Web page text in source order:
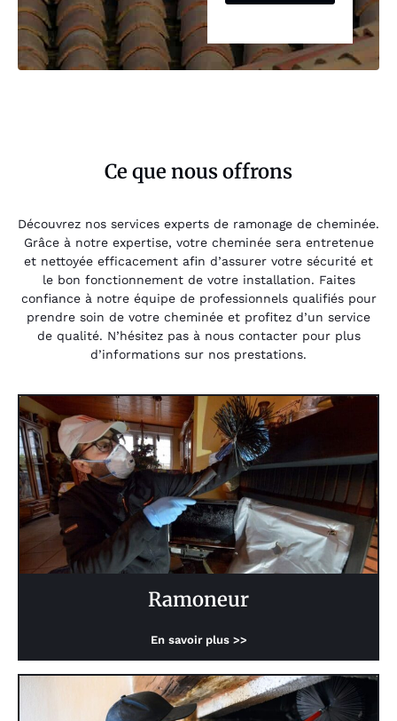
Ce que nous offrons
Découvrez nos services experts de ramonage de cheminée.
Grâce à notre expertise, votre cheminée sera entretenue
et nettoyée efficacement afin d’assurer votre sécurité et
le bon fonctionnement de votre installation. Faites
confiance à notre équipe de professionnels qualifiés pour
prendre soin de votre cheminée et profitez d’un service
de qualité. N’hésitez pas à nous contacter pour plus
d’informations sur nos prestations.
Ramoneur
En savoir plus >>